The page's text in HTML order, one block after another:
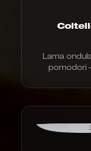
Lama
pomodori